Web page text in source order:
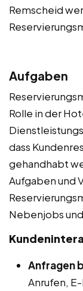
Remscheid
Aufgaben
Rolle in der
dass
gehandhabt
Aufgaben und
Nebenjobs
Anfragen
Anrufen,